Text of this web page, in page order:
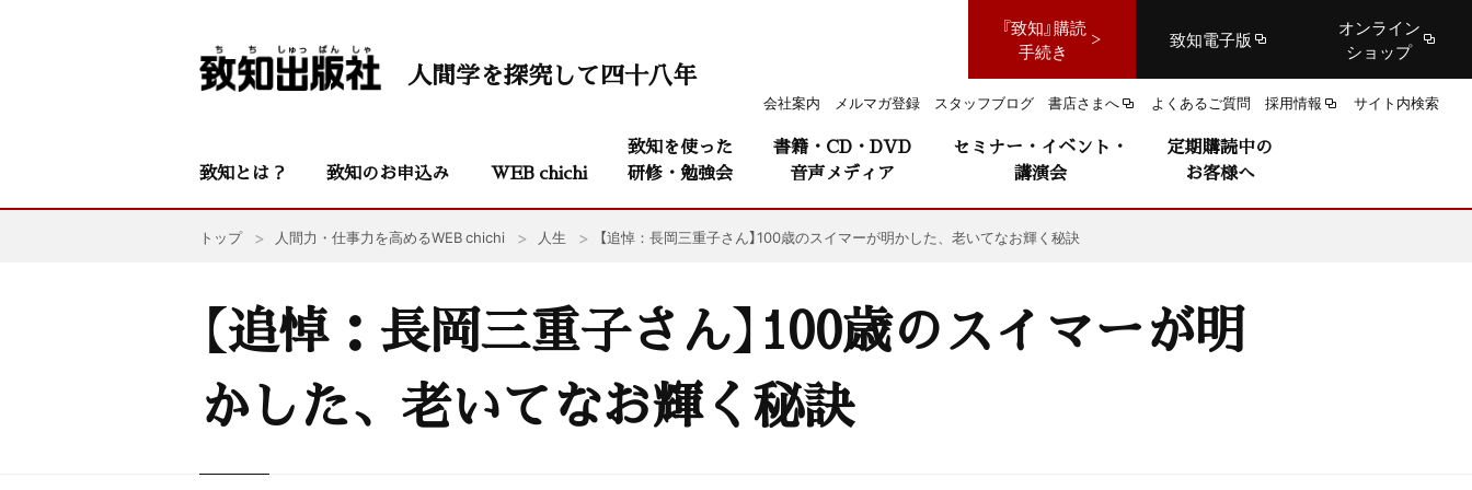
『致知』購読
手続き
致知電子版
オンライン
ショップ
会社案内 メルマガ登録 スタッフブログ 書店さまへ よくあるご質問 採用情報 サイト内検索
人間学を探究して四十八年
致知とは？ 致知のお申込み WEB chichi
致知を使った
研修・勉強会
書籍・CD・DVD
音声メディア
セミナー・イベント・
講演会
定期購読中の
お客様へ
トップ 人間力・仕事力を高めるWEB chichi 人生 【追悼：長岡三重子さん】100歳のスイマーが明かした、老いてなお輝く秘訣
【追悼：長岡三重子さん】100歳のスイマーが明
かした、老いてなお輝く秘訣